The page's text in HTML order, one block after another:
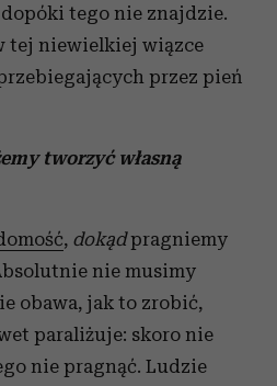
tego nie znajdzie.
tej niewielkiej wiązce
przez pień
tworzyć własną
, dokądpragniemy
nie musimy
obawa, jak to zrobić,
paraliżuje: skoro nie
nie pragnąć. Ludzie